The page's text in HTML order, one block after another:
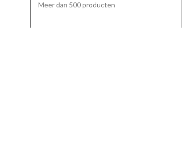
Meer dan 500 producten